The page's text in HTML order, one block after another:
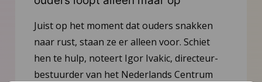
Juist op het moment dat ouders snakken
naar rust, staan ze er alleen voor. Schiet
hen te hulp, noteert Igor Ivakic, directeur-
bestuurder van het Nederlands Centrum